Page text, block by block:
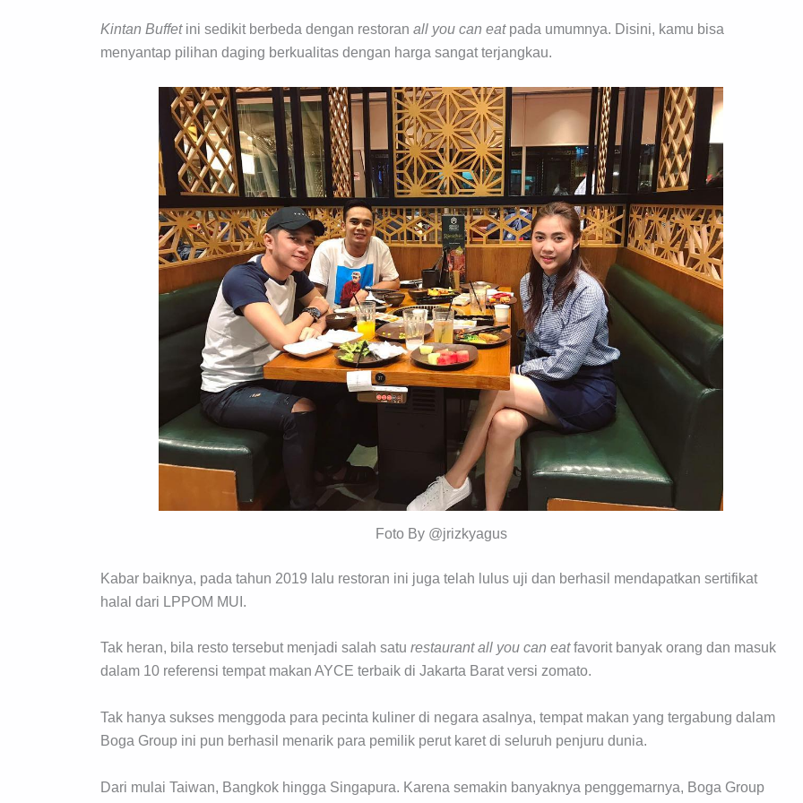
Kintan Buffetini sedikit berbeda dengan restoran all you can eatpada umumnya. Disini, kamu bisa
menyantap pilihan daging berkualitas dengan harga sangat terjangkau.
Foto By @jrizkyagus
Kabar baiknya, pada tahun 2019 lalu restoran ini juga telah lulus uji dan berhasil mendapatkan sertifikat
halal dari LPPOM MUI.
Tak heran, bila resto tersebut menjadi salah satu restaurant all you can eatfavorit banyak orang dan masuk
dalam 10 referensi tempat makan AYCE terbaik di Jakarta Barat versi zomato.
Tak hanya sukses menggoda para pecinta kuliner di negara asalnya, tempat makan yang tergabung dalam
Boga Group ini pun berhasil menarik para pemilik perut karet di seluruh penjuru dunia.
Dari mulai Taiwan, Bangkok hingga Singapura. Karena semakin banyaknya penggemarnya, Boga Group